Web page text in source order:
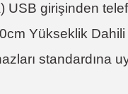
USB girişinden
Yükseklik
standardına